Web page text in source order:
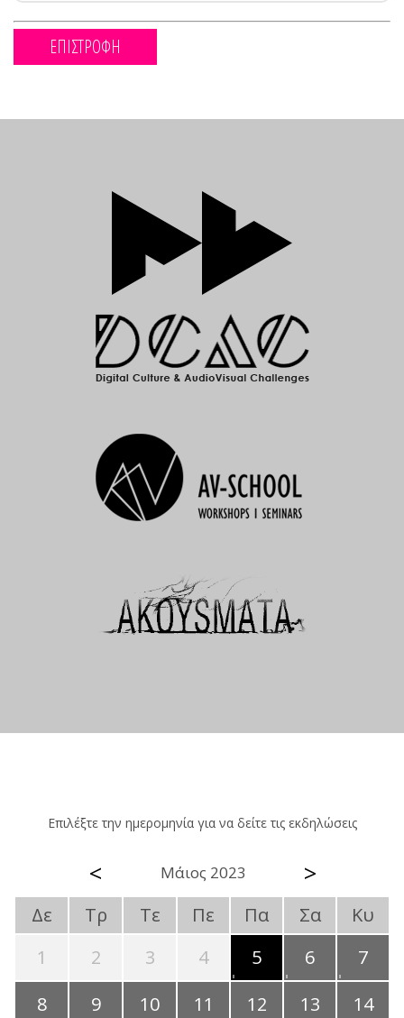
ΕΠΙΣΤΡΟΦΗ
Επιλέξτε την ημερομηνία για να δείτε τις εκδηλώσεις
< Μάιος 2023 >
Δε Τρ Τε Πε Πα Σα
Κυ
1
2 3 4 5 6
7
8
9 10 11 12 13 14